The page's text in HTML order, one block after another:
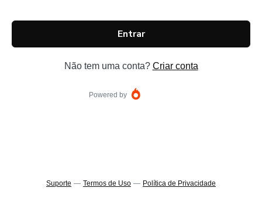
Entrar
Não tem uma conta? Criar conta
Powered by
Suporte — Termos de Uso — Política de Privacidade